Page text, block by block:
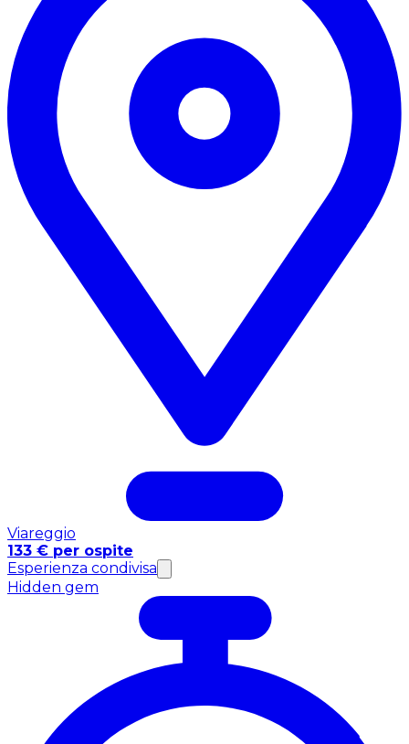
Viareggio
133 € per ospite
Esperienza condivisa
Hidden gem